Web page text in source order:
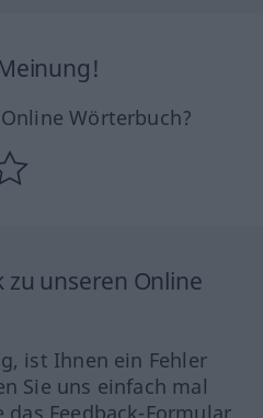
Wörterbuch?
zu unseren Online
ist Ihnen ein Fehler
Sie uns einfach mal
Feedback-Formular